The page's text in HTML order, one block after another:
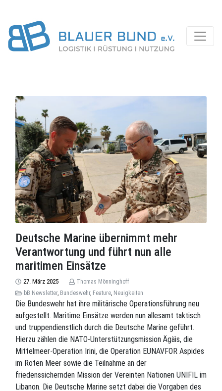
Deutsche Marine übernimmt mehr
Verantwortung und führt nun alle
maritimen Einsätze
27. März 2025
Thomas Mönninghoff
bB Newsletter, Bundeswehr, Feature, Neuigkeiten
Die Bundeswehr hat ihre militärische Operationsführung neu
aufgestellt. Maritime Einsätze werden nun allesamt taktisch
und truppendienstlich durch die Deutsche Marine geführt.
Hierzu zählen die NATO-Unterstützungsmission Ägäis, die
Mittelmeer-Operation Irini, die Operation EUNAVFOR Aspides
im Roten Meer sowie die Teilnahme an der
friedenssichernden Mission der Vereinten Nationen UNIFIL im
Libanon. Die Deutsche Marine setzt dabei die Vorgaben des